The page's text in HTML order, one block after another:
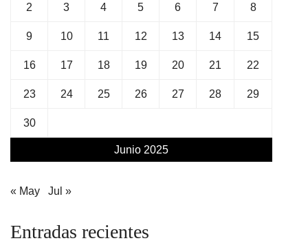
Junio 2025
2 3 4 5 6 7 8
9 10 11 12 13 14 15
16 17 18 19 20 21 22
23 24 25 26 27 28 29
30
« May Jul »
Entradas recientes